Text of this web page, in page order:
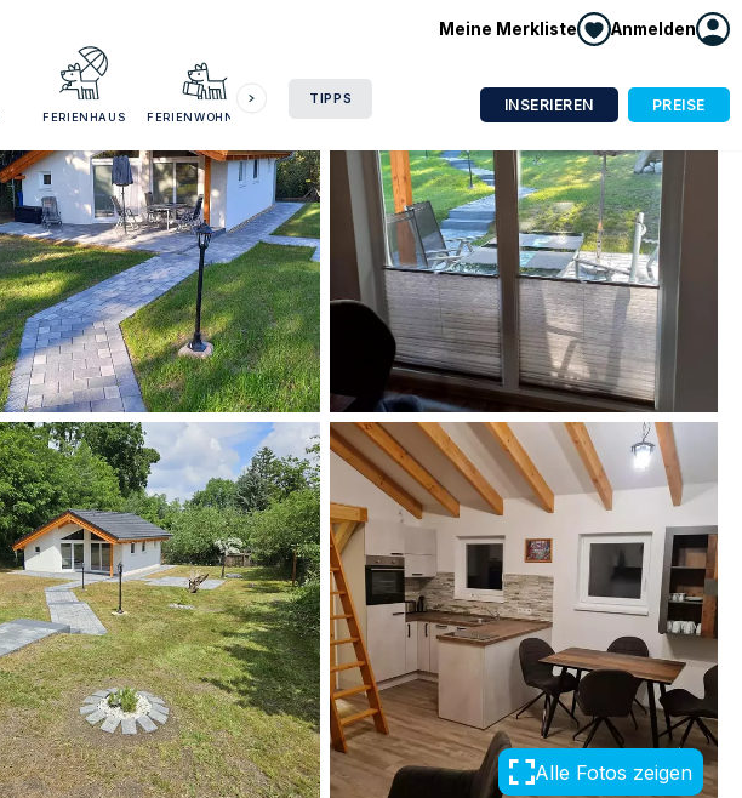
Meine Merkliste Anmelden
FERIENHAUS FERIENWOHNUNG
TIPPS INSERIEREN PREISE
Alle Fotos zeigen